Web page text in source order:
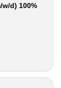
d) 100%